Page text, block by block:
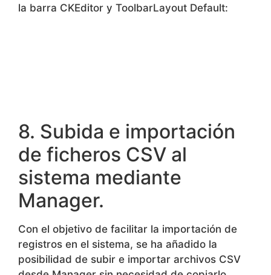
la barra CKEditor y ToolbarLayout Default:
8. Subida e importación
de ficheros CSV al
sistema mediante
Manager.